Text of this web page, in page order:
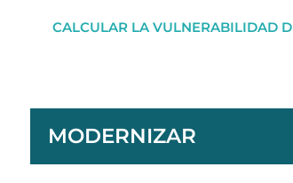
CALCULAR LA VULNERABILIDAD
MODERNIZAR